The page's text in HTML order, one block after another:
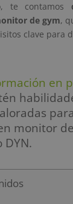
te contamos
de gym,
clave para
en
para
monitor